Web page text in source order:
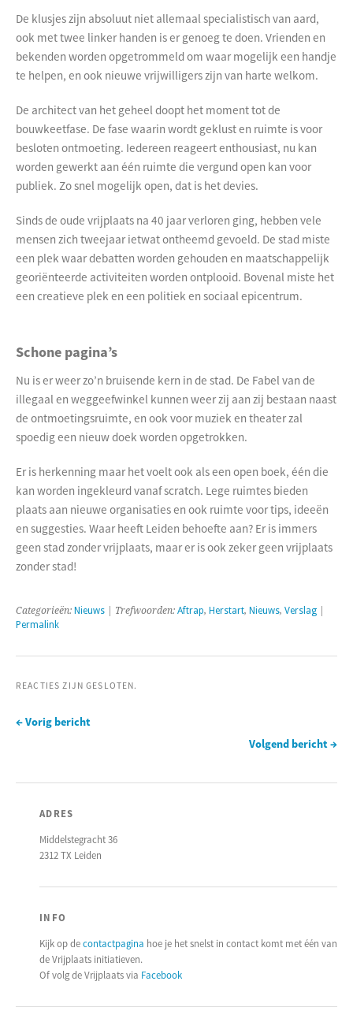
De klusjes zijn absoluut niet allemaal specialistisch van aard,
ook met twee linker handen is er genoeg te doen. Vrienden en
bekenden worden opgetrommeld om waar mogelijk een handje
te helpen, en ook nieuwe vrijwilligers zijn van harte welkom.
De architect van het geheel doopt het moment tot de
bouwkeetfase. De fase waarin wordt geklust en ruimte is voor
besloten ontmoeting. Iedereen reageert enthousiast, nu kan
worden gewerkt aan één ruimte die vergund open kan voor
publiek. Zo snel mogelijk open, dat is het devies.
Sinds de oude vrijplaats na 40 jaar verloren ging, hebben vele
mensen zich tweejaar ietwat ontheemd gevoeld. De stad miste
een plek waar debatten worden gehouden en maatschappelijk
georiënteerde activiteiten worden ontplooid. Bovenal miste het
een creatieve plek en een politiek en sociaal epicentrum.
Schone pagina’s
Nu is er weer zo’n bruisende kern in de stad. De Fabel van de
illegaal en weggeefwinkel kunnen weer zij aan zij bestaan naast
de ontmoetingsruimte, en ook voor muziek en theater zal
spoedig een nieuw doek worden opgetrokken.
Er is herkenning maar het voelt ook als een open boek, één die
kan worden ingekleurd vanaf scratch. Lege ruimtes bieden
plaats aan nieuwe organisaties en ook ruimte voor tips, ideeën
en suggesties. Waar heeft Leiden behoefte aan? Er is immers
geen stad zonder vrijplaats, maar er is ook zeker geen vrijplaats
zonder stad!
Categorieën: Nieuws | Trefwoorden: Aftrap, Herstart, Nieuws, Verslag
Permalink
REACTIES ZIJN GESLOTEN.
← Vorig bericht
Volgend bericht →
ADRES
Middelstegracht 36
2312 TX Leiden
INFO
Kijk op decontactpagina hoe je het snelst in contact komt met één van
de Vrijplaats initiatieven.
Of volg de Vrijplaats via Facebook